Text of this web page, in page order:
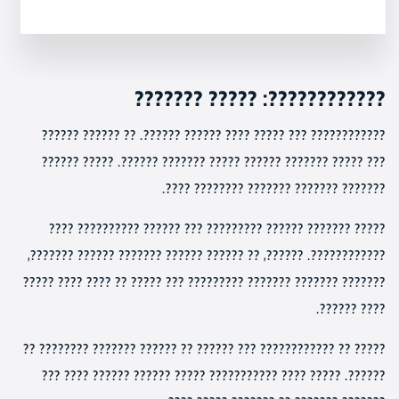
????????????: ????? ???????
???????????? ??? ????? ???? ?????? ??????. ?? ?????? ??????
??? ????? ??????? ?????? ????? ??????? ??????. ????? ??????
??????? ??????? ??????? ???????? ????.
????? ??????? ?????? ????????? ??? ?????? ?????????? ????
????????????. ??????, ?? ?????? ?????? ??????? ?????? ???????,
??????? ??????? ??????? ????????? ??? ????? ?? ???? ???? ?????
???? ??????.
????? ?? ???????????? ??? ?????? ?? ?????? ??????? ???????? ??
??????. ????? ???? ??????????? ????? ?????? ?????? ???? ???